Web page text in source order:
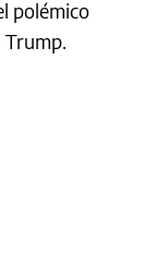
polémico
Trump.